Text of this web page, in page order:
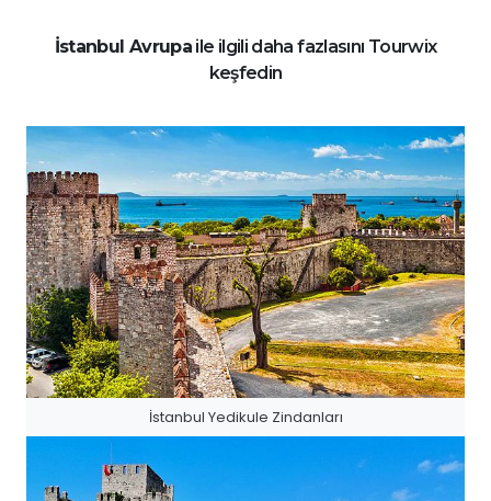
İstanbul Avrupa ile ilgili daha fazlasını Tourwix
keşfedin
İstanbul Yedikule Zindanları